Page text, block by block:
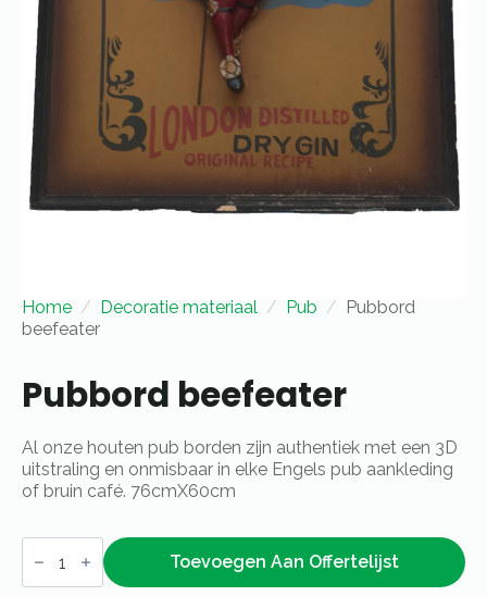
Home Decoratie materiaal Pub
Pubbord
beefeater
Pubbord beefeater
Al onze houten pub borden zijn authentiek met een 3D
uitstraling en onmisbaar in elke Engels pub aankleding
of bruin café. 76cmX60cm
Pubbord
beefeater
Toevoegen Aan Offertelijst